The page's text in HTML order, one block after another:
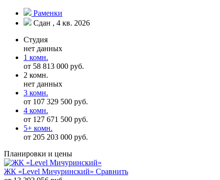
Раменки
Сдан , 4 кв. 2026
Студия
нет данных
1 комн.
от 58 813 000 руб.
2 комн.
нет данных
3 комн.
от 107 329 500 руб.
4 комн.
от 127 671 500 руб.
5+ комн.
от 205 203 000 руб.
Планировки и цены
ЖК «Level Мичуринский» Сравнить